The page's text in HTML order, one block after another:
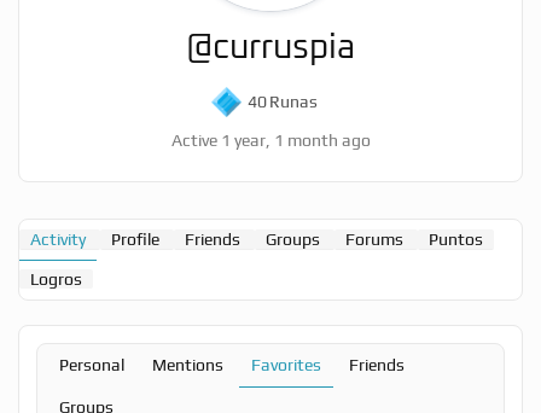
@curruspia
40Runas
Active 1 year, 1 month ago
Activity Profile Friends Groups Forums Puntos
Logros
Personal Mentions Favorites Friends
Groups